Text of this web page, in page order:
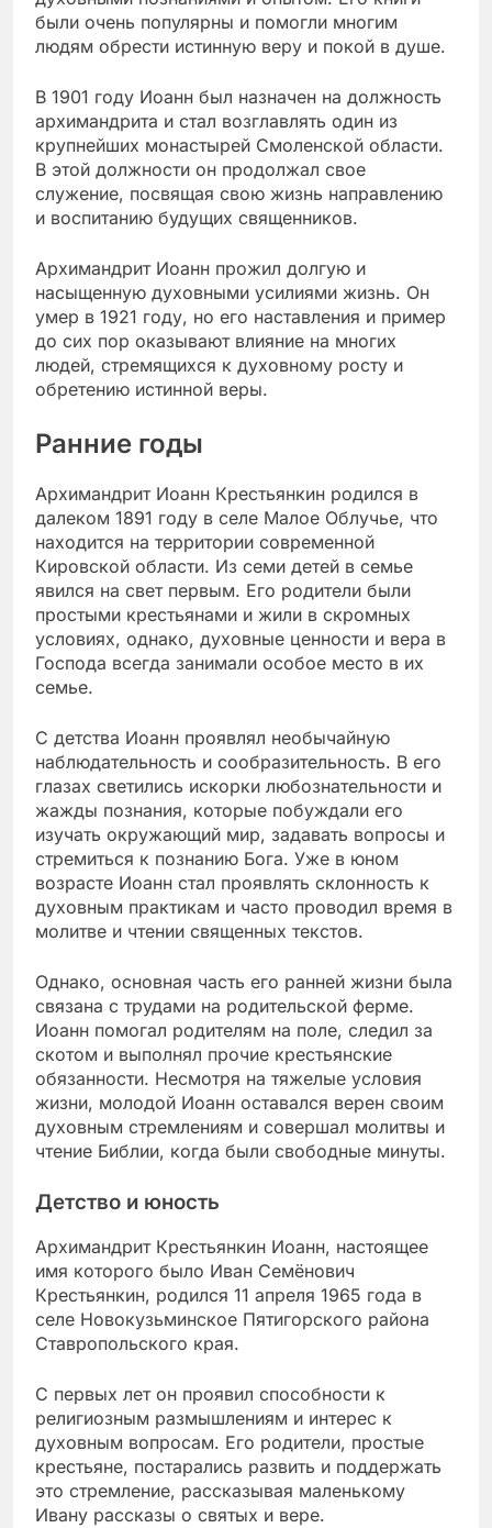
были очень популярны и помогли многим
людям обрести истинную веру и покой в душе.
В 1901 году Иоанн был назначен на должность
архимандрита и стал возглавлять один из
крупнейших монастырей Смоленской области.
В этой должности он продолжал свое
служение, посвящая свою жизнь направлению
и воспитанию будущих священников.
Архимандрит Иоанн прожил долгую и
насыщенную духовными усилиями жизнь. Он
умер в 1921 году, но его наставления и пример
до сих пор оказывают влияние на многих
людей, стремящихся к духовному росту и
обретению истинной веры.
Ранние годы
Архимандрит Иоанн Крестьянкин родился в
далеком 1891 году в селе Малое Облучье, что
находится на территории современной
Кировской области. Из семи детей в семье
явился на свет первым. Его родители были
простыми крестьянами и жили в скромных
условиях, однако, духовные ценности и вера в
Господа всегда занимали особое место в их
семье.
С детства Иоанн проявлял необычайную
наблюдательность и сообразительность. В его
глазах светились искорки любознательности и
жажды познания, которые побуждали его
изучать окружающий мир, задавать вопросы и
стремиться к познанию Бога. Уже в юном
возрасте Иоанн стал проявлять склонность к
духовным практикам и часто проводил время в
молитве и чтении священных текстов.
Однако, основная часть его ранней жизни была
связана с трудами на родительской ферме.
Иоанн помогал родителям на поле, следил за
скотом и выполнял прочие крестьянские
обязанности. Несмотря на тяжелые условия
жизни, молодой Иоанн оставался верен своим
духовным стремлениям и совершал молитвы и
чтение Библии, когда были свободные минуты.
Детство и юность
Архимандрит Крестьянкин Иоанн, настоящее
имя которого было Иван Семёнович
Крестьянкин, родился 11 апреля 1965 года в
селе Новокузьминское Пятигорского района
Ставропольского края.
С первых лет он проявил способности к
религиозным размышлениям и интерес к
духовным вопросам. Его родители, простые
крестьяне, постарались развить и поддержать
это стремление, рассказывая маленькому
Ивану рассказы о святых и вере.